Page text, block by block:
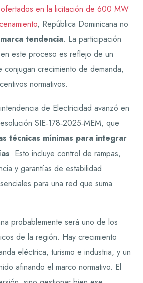
en la licitación de 600 MW
, República Dominicana no
marca tendencia. La participación
este proceso es reflejo de un
conjugan crecimiento de demanda,
normativos.
de Electricidad avanzó en
SIE‑178‑2025‑MEM, que
técnicas mínimas para integrar
. Esto incluye control de rampas,
y garantías de estabilidad
para una red que suma
probablemente será uno de los
de la región. Hay crecimiento
eléctrica, turismo e industria, y un
afinando el marco normativo. El